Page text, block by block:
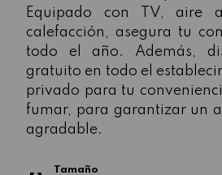
Equipado con TV, aire
calefacción, asegura tu
todo el año. Además,
gratuito en todo el
privado para tu
fumar, para garantizar un
agradable.
Tamaño